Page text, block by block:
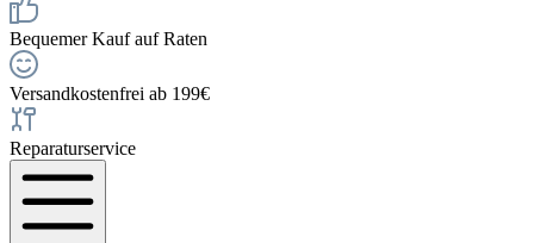
Bequemer Kauf auf Raten
Versandkostenfrei ab 199€
Reparaturservice